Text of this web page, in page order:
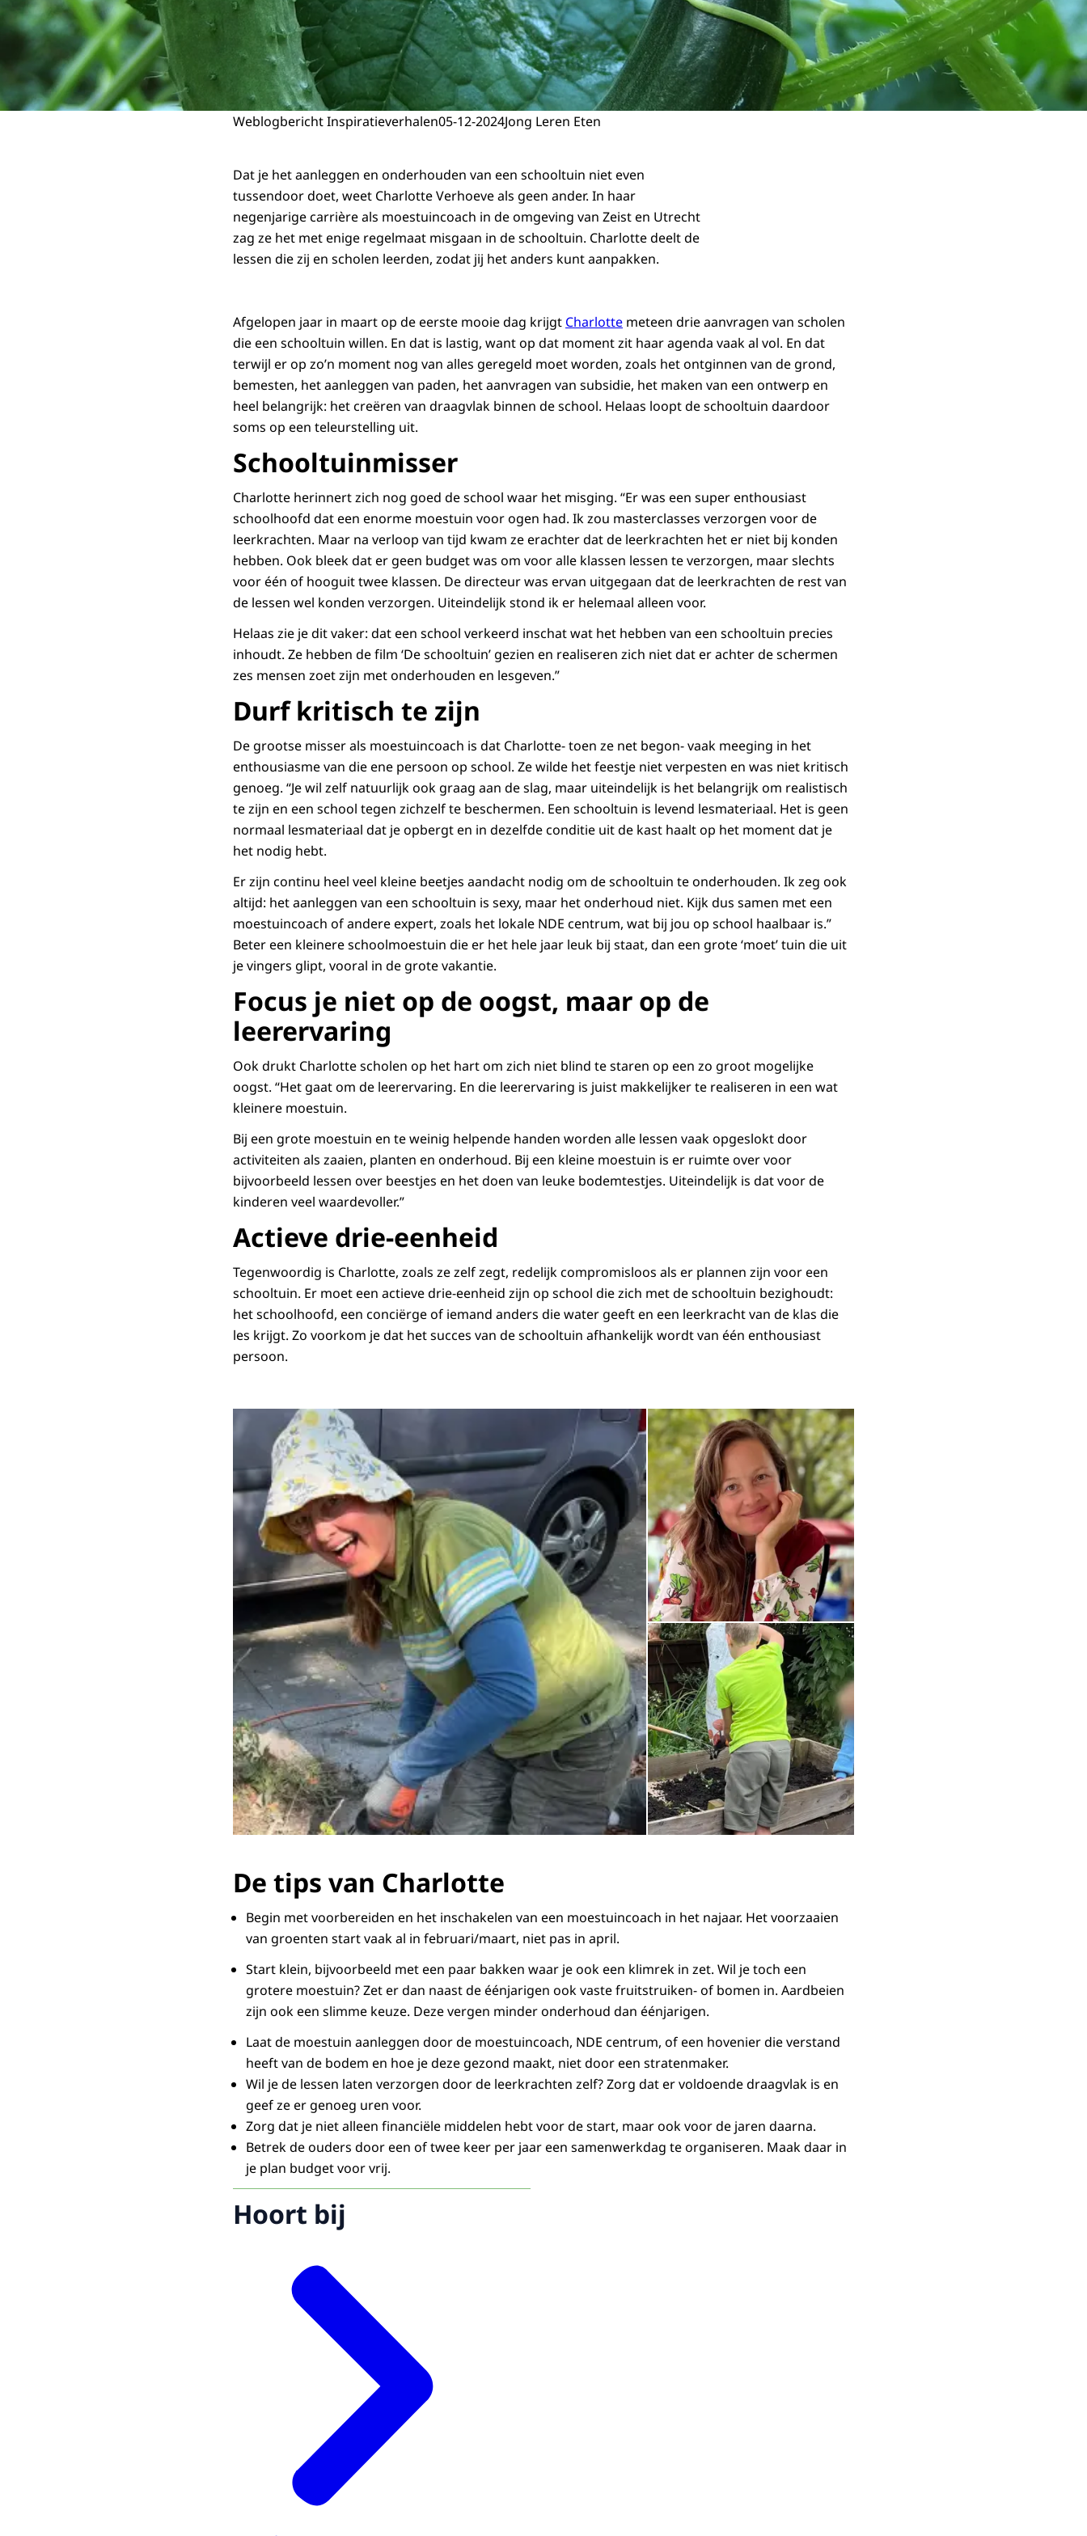
Weblogbericht Inspiratieverhalen05-12-2024Jong Leren Eten
Dat je het aanleggen en onderhouden van een schooltuin niet even
tussendoor doet, weet Charlotte Verhoeve als geen ander. In haar
negenjarige carrière als moestuincoach in de omgeving van Zeist en Utrecht
zag ze het met enige regelmaat misgaan in de schooltuin. Charlotte deelt de
lessen die zij en scholen leerden, zodat jij het anders kunt aanpakken.
Afgelopen jaar in maart op de eerste mooie dag krijgt Charlotte meteen drie aanvragen van scholen
die een schooltuin willen. En dat is lastig, want op dat moment zit haar agenda vaak al vol. En dat
terwijl er op zo’n moment nog van alles geregeld moet worden, zoals het ontginnen van de grond,
bemesten, het aanleggen van paden, het aanvragen van subsidie, het maken van een ontwerp en
heel belangrijk: het creëren van draagvlak binnen de school. Helaas loopt de schooltuin daardoor
soms op een teleurstelling uit.
Schooltuinmisser
Charlotte herinnert zich nog goed de school waar het misging. “Er was een super enthousiast
schoolhoofd dat een enorme moestuin voor ogen had. Ik zou masterclasses verzorgen voor de
leerkrachten. Maar na verloop van tijd kwam ze erachter dat de leerkrachten het er niet bij konden
hebben. Ook bleek dat er geen budget was om voor alle klassen lessen te verzorgen, maar slechts
voor één of hooguit twee klassen. De directeur was ervan uitgegaan dat de leerkrachten de rest van
de lessen wel konden verzorgen. Uiteindelijk stond ik er helemaal alleen voor.
Helaas zie je dit vaker: dat een school verkeerd inschat wat het hebben van een schooltuin precies
inhoudt. Ze hebben de film ‘De schooltuin’ gezien en realiseren zich niet dat er achter de schermen
zes mensen zoet zijn met onderhouden en lesgeven.”
Durf kritisch te zijn
De grootse misser als moestuincoach is dat Charlotte- toen ze net begon- vaak meeging in het
enthousiasme van die ene persoon op school. Ze wilde het feestje niet verpesten en was niet kritisch
genoeg. “Je wil zelf natuurlijk ook graag aan de slag, maar uiteindelijk is het belangrijk om realistisch
te zijn en een school tegen zichzelf te beschermen. Een schooltuin is levend lesmateriaal. Het is geen
normaal lesmateriaal dat je opbergt en in dezelfde conditie uit de kast haalt op het moment dat je
het nodig hebt.
Er zijn continu heel veel kleine beetjes aandacht nodig om de schooltuin te onderhouden. Ik zeg ook
altijd: het aanleggen van een schooltuin is sexy, maar het onderhoud niet. Kijk dus samen met een
moestuincoach of andere expert, zoals het lokale NDE centrum, wat bij jou op school haalbaar is.”
Beter een kleinere schoolmoestuin die er het hele jaar leuk bij staat, dan een grote ‘moet’ tuin die uit
je vingers glipt, vooral in de grote vakantie.
Focus je niet op de oogst, maar op de
leerervaring
Ook drukt Charlotte scholen op het hart om zich niet blind te staren op een zo groot mogelijke
oogst. “Het gaat om de leerervaring. En die leerervaring is juist makkelijker te realiseren in een wat
kleinere moestuin.
Bij een grote moestuin en te weinig helpende handen worden alle lessen vaak opgeslokt door
activiteiten als zaaien, planten en onderhoud. Bij een kleine moestuin is er ruimte over voor
bijvoorbeeld lessen over beestjes en het doen van leuke bodemtestjes. Uiteindelijk is dat voor de
kinderen veel waardevoller.”
Actieve drie-eenheid
Tegenwoordig is Charlotte, zoals ze zelf zegt, redelijk compromisloos als er plannen zijn voor een
schooltuin. Er moet een actieve drie-eenheid zijn op school die zich met de schooltuin bezighoudt:
het schoolhoofd, een conciërge of iemand anders die water geeft en een leerkracht van de klas die
les krijgt. Zo voorkom je dat het succes van de schooltuin afhankelijk wordt van één enthousiast
persoon.
Open de galerij in vergrote weergave Open de galerij in vergrote weergave
Open de galerij in vergrote weergave
De tips van Charlotte
Begin met voorbereiden en het inschakelen van een moestuincoach in het najaar. Het voorzaaien
van groenten start vaak al in februari/maart, niet pas in april.
Start klein, bijvoorbeeld met een paar bakken waar je ook een klimrek in zet. Wil je toch een
grotere moestuin? Zet er dan naast de éénjarigen ook vaste fruitstruiken- of bomen in. Aardbeien
zijn ook een slimme keuze. Deze vergen minder onderhoud dan éénjarigen.
Laat de moestuin aanleggen door de moestuincoach, NDE centrum, of een hovenier die verstand
heeft van de bodem en hoe je deze gezond maakt, niet door een stratenmaker.
Wil je de lessen laten verzorgen door de leerkrachten zelf? Zorg dat er voldoende draagvlak is en
geef ze er genoeg uren voor.
Zorg dat je niet alleen financiële middelen hebt voor de start, maar ook voor de jaren daarna.
Betrek de ouders door een of twee keer per jaar een samenwerkdag te organiseren. Maak daar in
je plan budget voor vrij.
Hoort bij